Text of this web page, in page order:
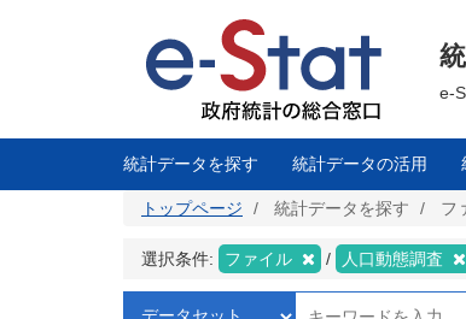
に
e-
統計データを探す 統計データの活用
トップページ 統計データを探す フ
選択条件: ファイル 人口動態調査